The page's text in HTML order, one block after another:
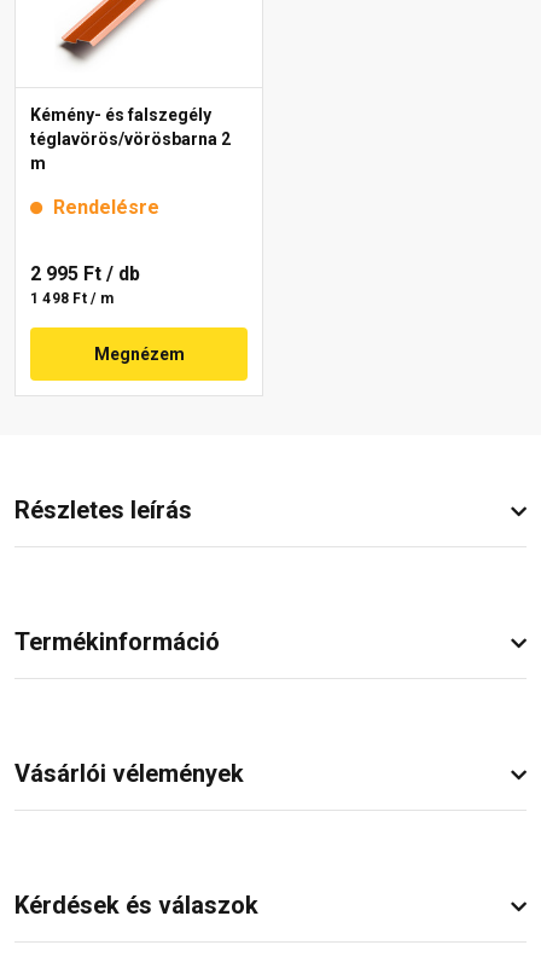
Kémény- és falszegély
téglavörös/vörösbarna 2
m
Rendelésre
2 995 Ft / db
1 498 Ft / m
Megnézem
Részletes leírás
Termékinformáció
Vásárlói vélemények
Kérdések és válaszok